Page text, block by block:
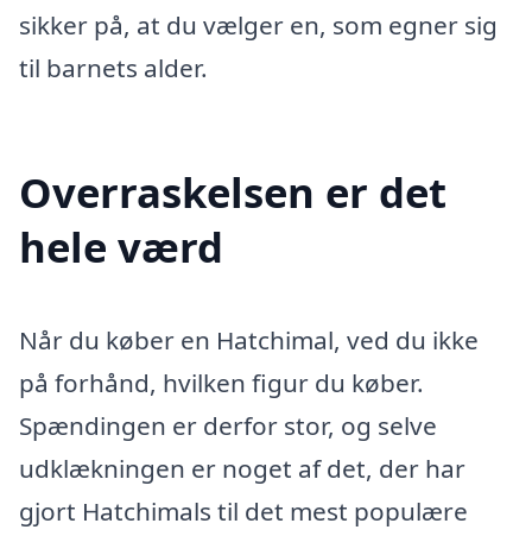
sikker på, at du vælger en, som egner sig
til barnets alder.
Overraskelsen er det
hele værd
Når du køber en Hatchimal, ved du ikke
på forhånd, hvilken figur du køber.
Spændingen er derfor stor, og selve
udklækningen er noget af det, der har
gjort Hatchimals til det mest populære